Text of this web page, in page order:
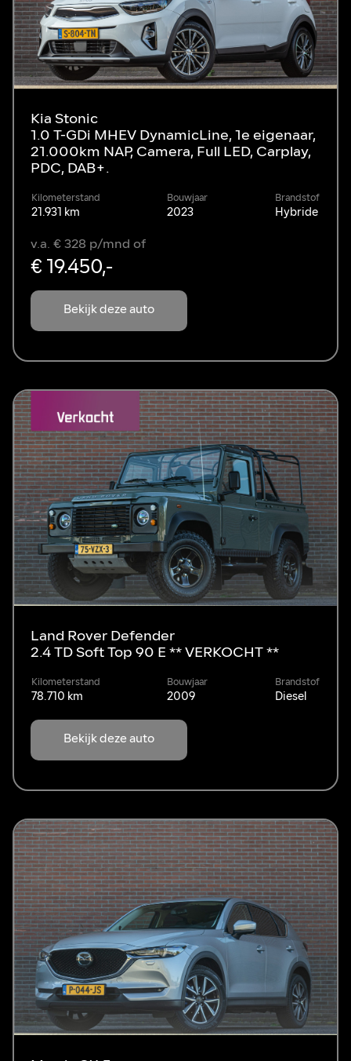
Kia Stonic
1.0 T-GDi MHEV DynamicLine, 1e eigenaar,
21.000km NAP, Camera, Full LED, Carplay,
PDC, DAB+.
Kilometerstand
21.931 km
Bouwjaar
2023
Brandstof
Hybride
Bekijk deze auto
v.a. € 328 p/mnd of
€ 19.450,-
Land Rover Defender
2.4 TD Soft Top 90 E ** VERKOCHT **
Kilometerstand
78.710 km
Bouwjaar
2009
Brandstof
Diesel
Bekijk deze auto